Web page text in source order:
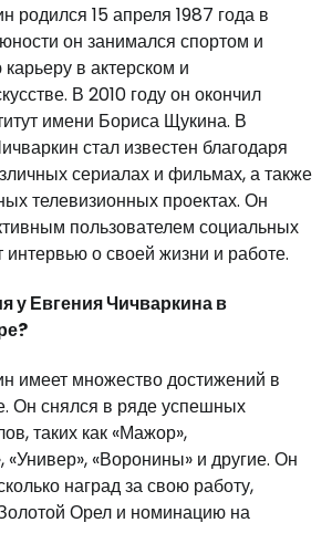
родился 15 апреля 1987 года в
он занимался спортом и
в актерском и
В 2010 году он окончил
имени Бориса Щукина. В
стал известен благодаря
сериалах и фильмах, а также
телевизионных проектах. Он
пользователем социальных
интервью о своей жизни и работе.
у Евгения Чичваркина в
имеет множество достижений в
Он снялся в ряде успешных
таких как «Мажор»,
«Универ», «Воронины» и другие. Он
наград за свою работу,
Орел и номинацию на